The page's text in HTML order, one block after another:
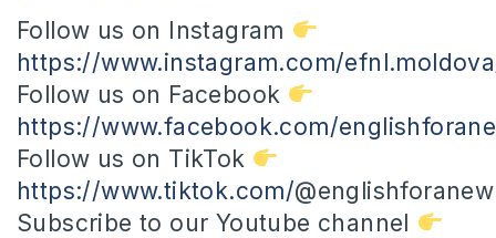
Follow us on Instagram
https://www.instagram.com/
Follow us on Facebook
https://www.facebook.com/
Follow us on TikTok
https://www.tiktok.com/
Subscribe to our Youtube channel